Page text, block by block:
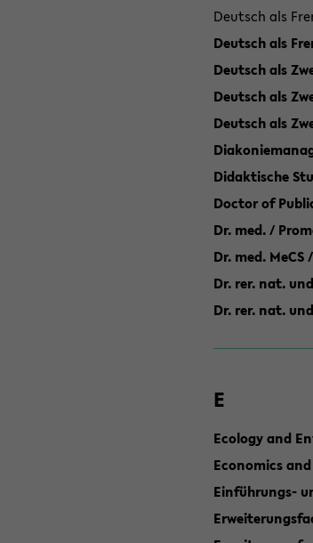
Deutsch als
Deutsch als
Deutsch als
Deutsch als
Deutsch als
Didaktische
Doctor of
Dr. med. /
Dr. med.
Dr. rer. nat.
Dr. rer. nat.
E
Ecology and
Economics
Einführungs-